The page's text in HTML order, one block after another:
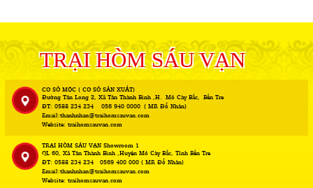
TRẠI HÒM SÁU VẠN
CƠ SỞ MỘC ( CƠ SỞ SẢN XUẤT)
Đường Tân Long 2, Xã Tân Thành Bình ,H. Mỏ Cày Bắc, Bến Tre
ĐT: 0588 234 234 - 056 940 0000 ( MR Đỗ Nhân)
Email:thanhnhan@traihomsauvan.com
Website: traihomsauvan.com
TRẠI HÒM SÁU VẠN Showroom 1
QL 60, Xã Tân Thành Bình ,Huyện Mỏ Cày Bắc, Tỉnh Bến Tre
ĐT: 0588 234 234 - 0569 400 000 ( MR Đỗ Nhân)
Email:thanhnhan@traihomsauvan.com
Website: traihomsauvan.com